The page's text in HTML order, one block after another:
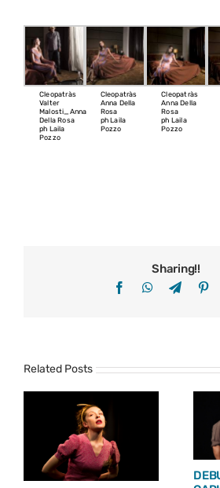
Cleopatràs
Valter
Malosti_Anna
Della Rosa
ph Laila
Pozzo
Cleopatràs
Anna Della
Rosa
ph Laila
Pozzo
Cleopatràs
Anna Della
Rosa
ph Laila
Pozzo
Sharing!!
FacebookWhatsApp
Related Posts